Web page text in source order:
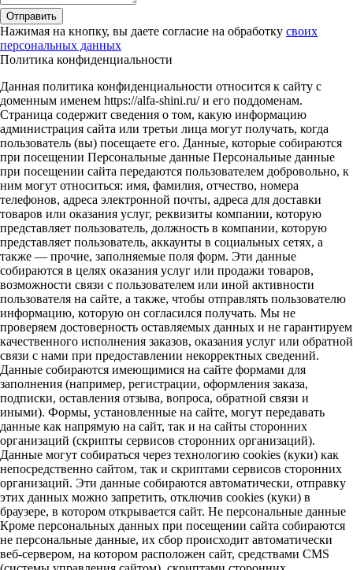
Отправить
Нажимая на кнопку, вы даете согласие на обработку своих
персональных данных
Политика конфиденциальности
Данная политика конфиденциальности относится к сайту с
доменным именем https://alfa-shini.ru/ и его поддоменам.
Страница содержит сведения о том, какую информацию
администрация сайта или третьи лица могут получать, когда
пользователь (вы) посещаете его. Данные, которые собираются
при посещении Персональные данные Персональные данные
при посещении сайта передаются пользователем добровольно, к
ним могут относиться: имя, фамилия, отчество, номера
телефонов, адреса электронной почты, адреса для доставки
товаров или оказания услуг, реквизиты компании, которую
представляет пользователь, должность в компании, которую
представляет пользователь, аккаунты в социальных сетях, а
также — прочие, заполняемые поля форм. Эти данные
собираются в целях оказания услуг или продажи товаров,
возможности связи с пользователем или иной активности
пользователя на сайте, а также, чтобы отправлять пользователю
информацию, которую он согласился получать. Мы не
проверяем достоверность оставляемых данных и не гарантируем
качественного исполнения заказов, оказания услуг или обратной
связи с нами при предоставлении некорректных сведений.
Данные собираются имеющимися на сайте формами для
заполнения (например, регистрации, оформления заказа,
подписки, оставления отзыва, вопроса, обратной связи и
иными). Формы, установленные на сайте, могут передавать
данные как напрямую на сайт, так и на сайты сторонних
организаций (скрипты сервисов сторонних организаций).
Данные могут собираться через технологию cookies (куки) как
непосредственно сайтом, так и скриптами сервисов сторонних
организаций. Эти данные собираются автоматически, отправку
этих данных можно запретить, отключив cookies (куки) в
браузере, в котором открывается сайт. Не персональные данные
Кроме персональных данных при посещении сайта собираются
не персональные данные, их сбор происходит автоматически
веб-сервером, на котором расположен сайт, средствами CMS